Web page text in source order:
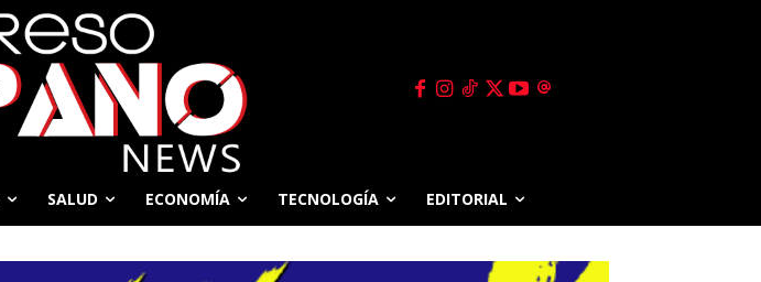
SALUD ECONOMÍA TECNOLOGÍA EDITORIAL